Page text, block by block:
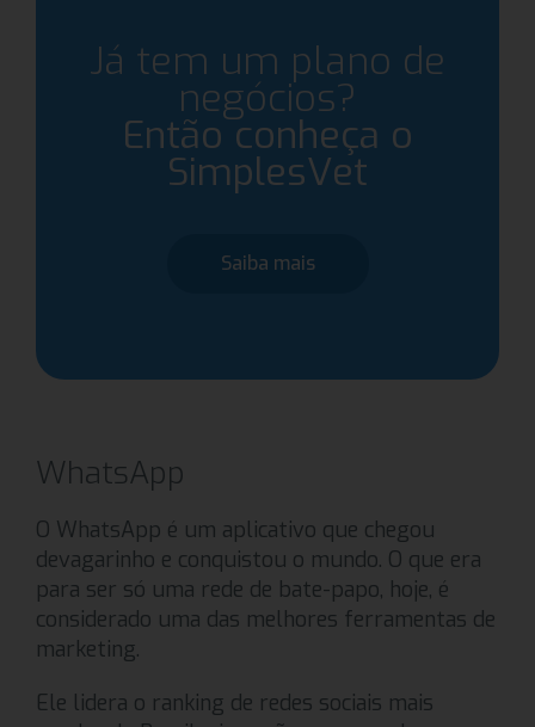
Já tem um plano de
negócios?
Então conheça o
SimplesVet
Saiba mais
WhatsApp
O WhatsApp é um aplicativo que chegou
devagarinho e conquistou o mundo. O que era
para ser só uma rede de bate-papo, hoje, é
considerado uma das melhores ferramentas de
marketing.
Ele lidera o ranking de redes sociais mais